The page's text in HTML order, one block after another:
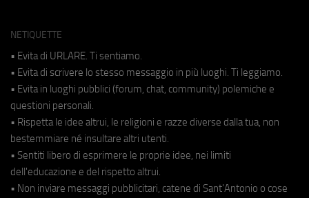
NETIQUETTE
• Evita di URLARE. Ti sentiamo.
• Evita di scrivere lo stesso messaggio in più luoghi. Ti leggiamo.
• Evita in luoghi pubblici (forum, chat, community) polemiche e
questioni personali.
• Rispetta le idee altrui, le religioni e razze diverse dalla tua, non
bestemmiare né insultare altri utenti.
• Sentiti libero di esprimere le proprie idee, nei limiti
dell'educazione e del rispetto altrui.
• Non inviare messaggi pubblicitari, catene di Sant'Antonio o cose